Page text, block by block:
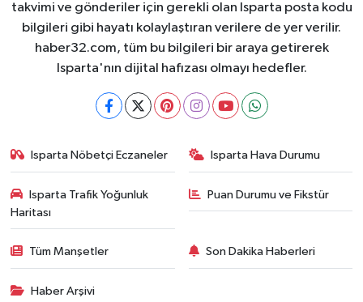
takvimi ve gönderiler için gerekli olan Isparta posta kodu
bilgileri gibi hayatı kolaylaştıran verilere de yer verilir.
haber32.com, tüm bu bilgileri bir araya getirerek
Isparta'nın dijital hafızası olmayı hedefler.
Isparta Nöbetçi Eczaneler Isparta Hava Durumu
Isparta Trafik Yoğunluk
Haritası
Puan Durumu ve Fikstür
Tüm Manşetler Son Dakika Haberleri
Haber Arşivi